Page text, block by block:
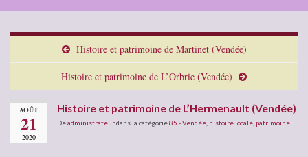
Histoire et patrimoine de Martinet (Vendée)
Histoire et patrimoine de L’Orbrie (Vendée)
AOÛT
21
2020
Histoire et patrimoine de L’Hermenault (Vendée)
Deadministrateurdans la catégorie85 - Vendée histoire locale patrimoine